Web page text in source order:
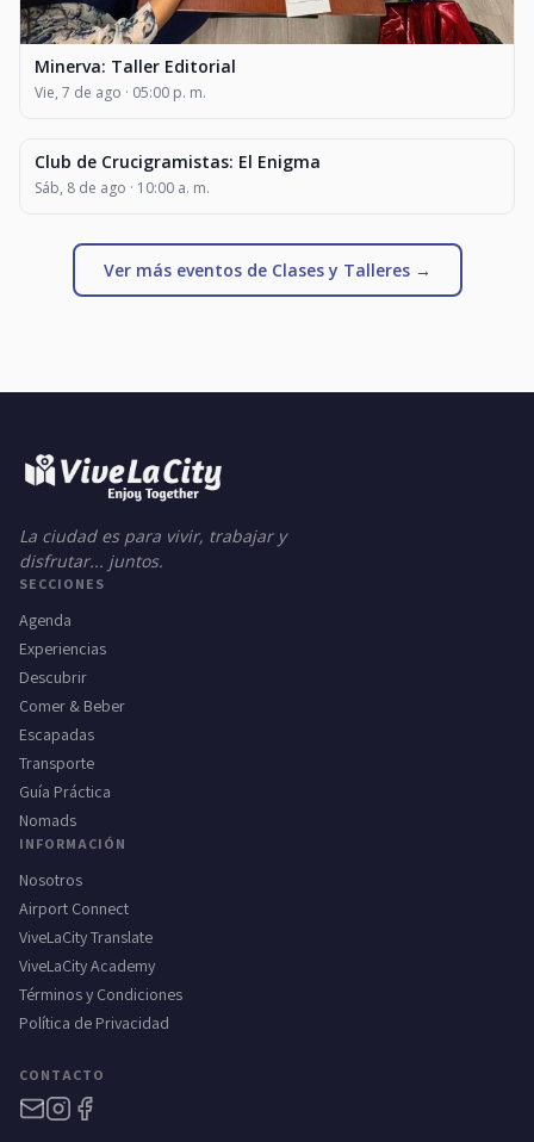
Minerva: Taller Editorial
Vie, 7 de ago · 05:00 p. m.
CLASES Y TALLERES
Club de Crucigramistas: El Enigma
Sáb, 8 de ago · 10:00 a. m.
Ver más eventos de Clases y Talleres →
La ciudad es para vivir, trabajar y
disfrutar... juntos.
SECCIONES
Agenda
Experiencias
Descubrir
Comer & Beber
Escapadas
Transporte
Guía Práctica
Nomads
INFORMACIÓN
Nosotros
Airport Connect
ViveLaCity Translate
ViveLaCity Academy
Términos y Condiciones
Política de Privacidad
CONTACTO